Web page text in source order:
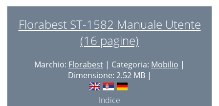
Florabest ST-1582 Manuale Utente
(16 pagine)
Marchio: Florabest | Categoria: Mobilio |
Dimensione: 2.52 MB |
Indice